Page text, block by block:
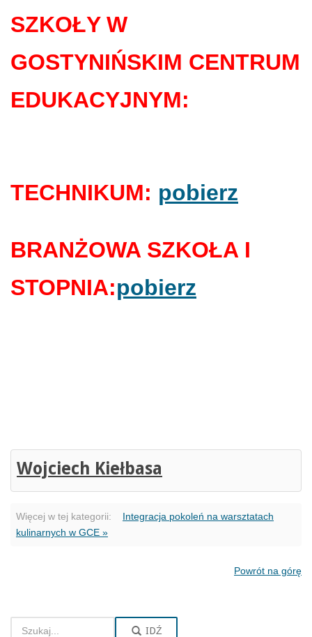
SZKOŁY W
GOSTYNIŃSKIM CENTRUM
EDUKACYJNYM:
TECHNIKUM: pobierz
BRANŻOWA SZKOŁA I
STOPNIA:pobierz
Wojciech Kiełbasa
Więcej w tej kategorii:
Integracja pokoleń na warsztatach
kulinarnych w GCE »
Powrót na górę
IDŹ